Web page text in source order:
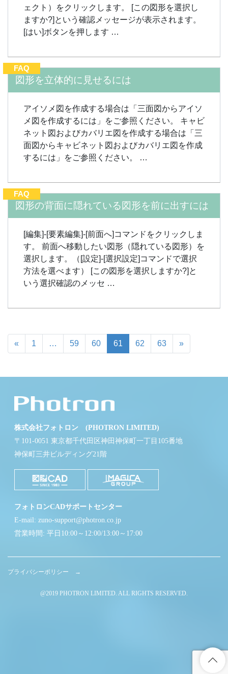
ェクト）をクリックします。 [この図形を選択し
ますか?]という確認メッセージが表示されます。
[はい]ボタンを押します …
FAQ
図形を立体的に見せるには
アイソメ図を作成する場合は「三面図からアイソ
メ図を作成するには」をご参照ください。 キャビ
ネット図およびカバリエ図を作成する場合は「三
面図からキャビネット図およびカバリエ図を作成
するには」をご参照ください。 …
FAQ
図形の背面に隠れている図形を前に出すには
[編集]-[要素編集]-[前面へ]コマンドをクリックしま
す。 前面へ移動したい図形（隠れている図形）を
選択します。（[設定]-[選択設定]コマンドで選択
方法を選べます） [この図形を選択しますか?]と
いう選択確認のメッセ …
« 1 … 59 60 61 62 63 »
株式会社フォトロン (PHOTRON LIMITED)
〒101-0051 東京都千代田区神田神保町一丁目105番地
神保町三井ビルディング21階
フォトロンCADサポートセンター
E-mail: zuno-support@photron.co.jp
営業時間: 平日10:00～12:00/13:00～17:00
プライバシーポリシー →
@2019 PHOTRON LIMITED. ALL RIGHTS RESERVED.